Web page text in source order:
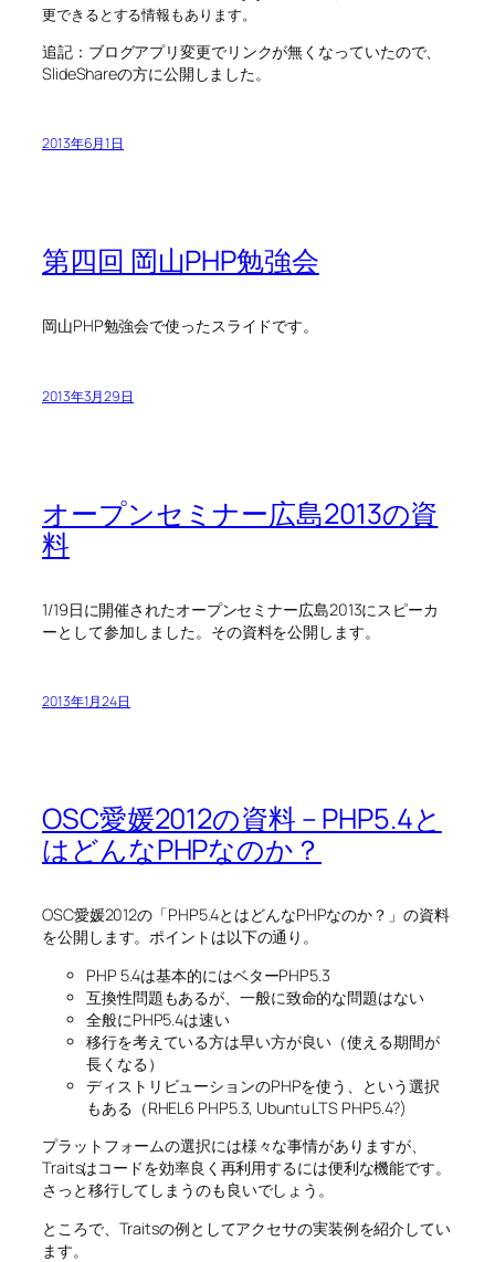
更できるとする情報もあります。
追記：ブログアプリ変更でリンクが無くなっていたので、
SlideShareの方に公開しました。
2013年6月1日
第四回 岡山PHP勉強会
岡山PHP勉強会で使ったスライドです。
2013年3月29日
オープンセミナー広島2013の資
料
1/19日に開催されたオープンセミナー広島2013にスピーカ
ーとして参加しました。その資料を公開します。
2013年1月24日
OSC愛媛2012の資料 – PHP5.4と
はどんなPHPなのか？
OSC愛媛2012の「PHP5.4とはどんなPHPなのか？」の資料
を公開します。ポイントは以下の通り。
PHP 5.4は基本的にはベターPHP5.3
互換性問題もあるが、一般に致命的な問題はない
全般にPHP5.4は速い
移行を考えている方は早い方が良い（使える期間が
長くなる）
ディストリビューションのPHPを使う、という選択
もある（RHEL6 PHP5.3, Ubuntu LTS PHP5.4?)
プラットフォームの選択には様々な事情がありますが、
Traitsはコードを効率良く再利用するには便利な機能です。
さっと移行してしまうのも良いでしょう。
ところで、Traitsの例としてアクセサの実装例を紹介してい
ます。